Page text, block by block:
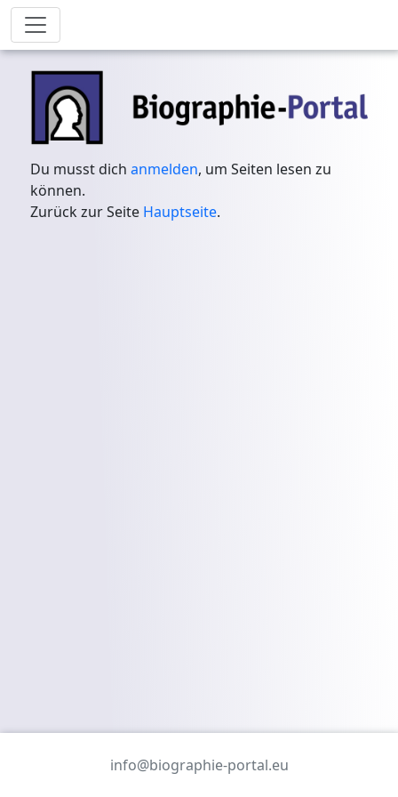
Du musst dichanmelden, um Seiten lesen zu
können.
Zurück zur Seite Hauptseite.
info@biographie-portal.eu